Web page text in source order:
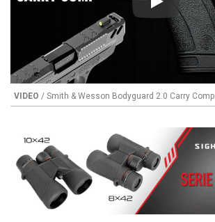
Play
VIDEO / Smith & Wesson Bodyguard 2.0 Carry Comp